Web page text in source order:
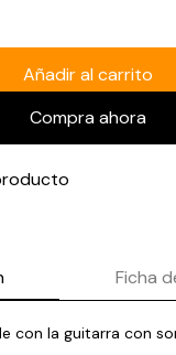
Añadir al carrito
Compra ahora
Ficha
con la guitarra con